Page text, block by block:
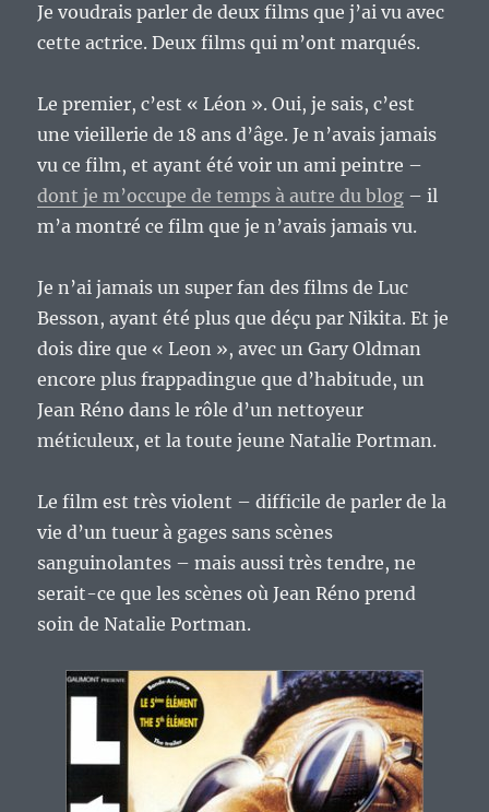
Je voudrais parler de deux films que j’ai vu avec
cette actrice. Deux films qui m’ont marqués.
Le premier, c’est « Léon ». Oui, je sais, c’est
une vieillerie de 18 ans d’âge. Je n’avais jamais
vu ce film, et ayant été voir un ami peintre –
dont je m’occupe de temps à autre du blog – il
m’a montré ce film que je n’avais jamais vu.
Je n’ai jamais un super fan des films de Luc
Besson, ayant été plus que déçu par Nikita. Et je
dois dire que « Leon », avec un Gary Oldman
encore plus frappadingue que d’habitude, un
Jean Réno dans le rôle d’un nettoyeur
méticuleux, et la toute jeune Natalie Portman.
Le film est très violent – difficile de parler de la
vie d’un tueur à gages sans scènes
sanguinolantes – mais aussi très tendre, ne
serait-ce que les scènes où Jean Réno prend
soin de Natalie Portman.